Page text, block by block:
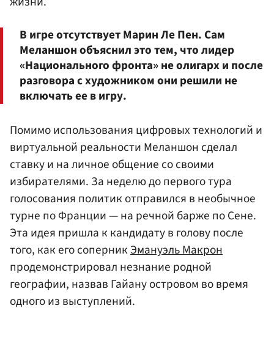
В игре отсутствует Марин Ле Пен. Сам
Меланшон объяснил это тем, что лидер
«Национального фронта» не олигарх и после
разговора с художником они решили не
включать ее в игру.
Помимо использования цифровых технологий и
виртуальной реальности Меланшон сделал
ставку и на личное общение со своими
избирателями. За неделю до первого тура
голосования политик отправился в необычное
турне по Франции — на речной барже по Сене.
Эта идея пришла к кандидату в голову после
того, как его соперникЭмануэль Макрон
продемонстрировал незнание родной
географии, назвав Гайану островом во время
одного из выступлений.